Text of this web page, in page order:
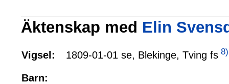
Äktenskap med Elin
Vigsel: 1809-01-01 se, Blekinge, Tving fs 8)
Barn: